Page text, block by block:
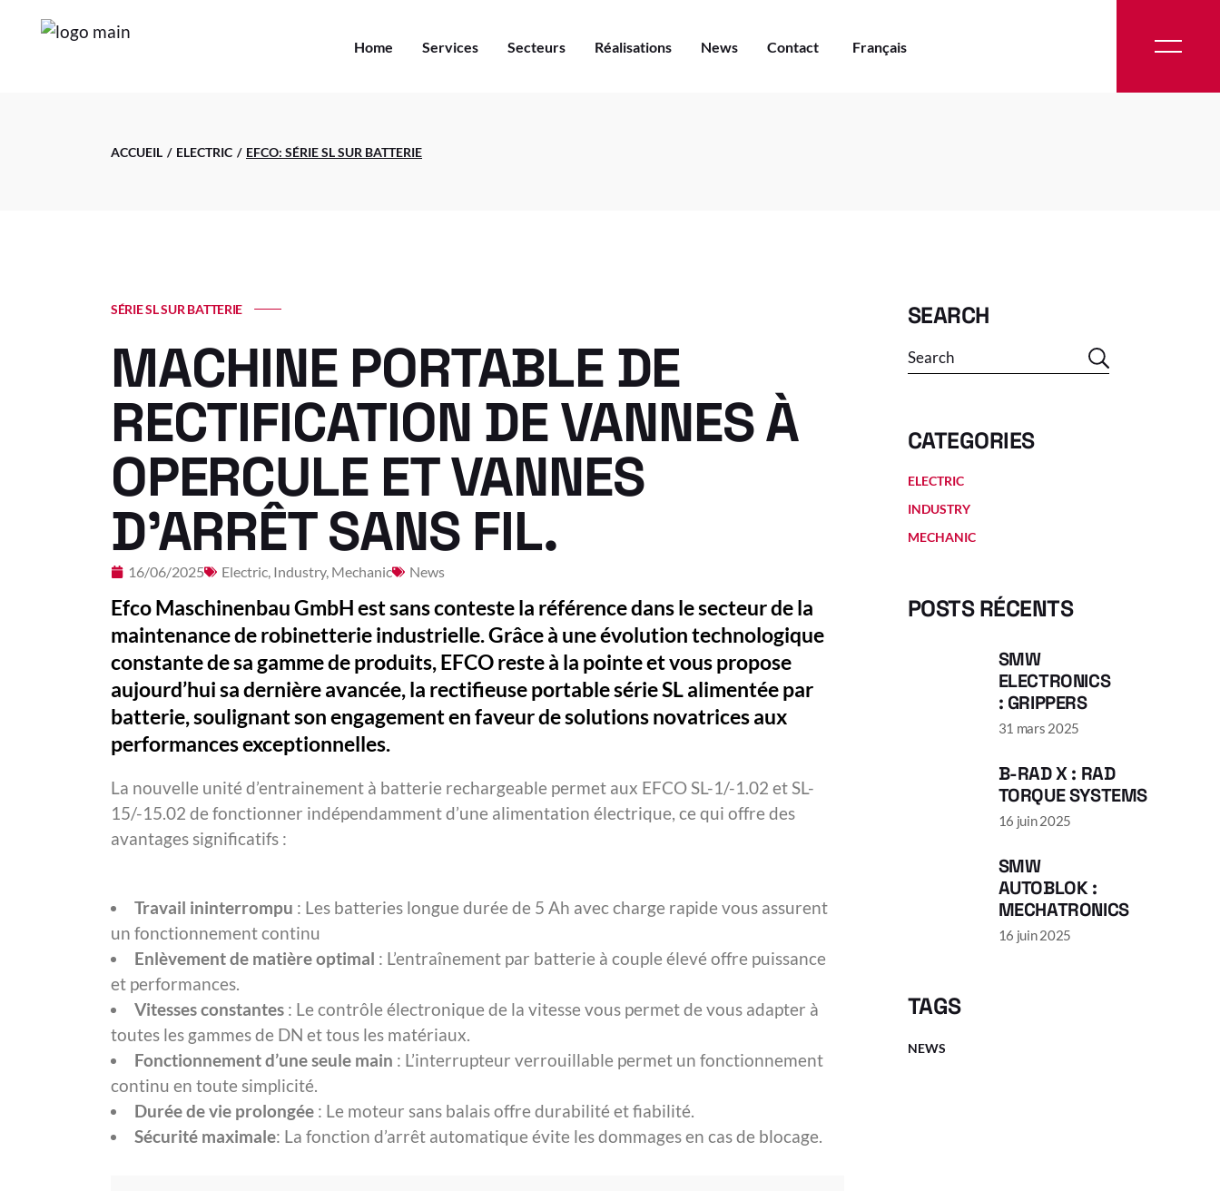
Home Services Secteurs Réalisations News Contact Français
Secteur Aéronautique
Néerlandais
ACCUEIL ELECTRIC EFCO: SÉRIE SL SUR BATTERIE
SÉRIE SL SUR BATTERIE
MACHINE PORTABLE DE
RECTIFICATION DE VANNES À
OPERCULE ET VANNES
D’ARRÊT SANS FIL.
16/06/2025 Electric, Industry, Mechanic News
Efco Maschinenbau GmbH est sans conteste la référence dans le secteur de la
maintenance de robinetterie industrielle. Grâce à une évolution technologique
constante de sa gamme de produits, EFCO reste à la pointe et vous propose
aujourd’hui sa dernière avancée, la rectifieuse portable série SL alimentée par
batterie, soulignant son engagement en faveur de solutions novatrices aux
performances exceptionnelles.
La nouvelle unité d’entrainement à batterie rechargeable permet aux EFCO SL-1/-1.02 et SL-
15/-15.02 de fonctionner indépendamment d’une alimentation électrique, ce qui offre des
avantages significatifs :
Travail ininterrompu : Les batteries longue durée de 5 Ah avec charge rapide vous assurent
un fonctionnement continu
Enlèvement de matière optimal : L’entraînement par batterie à couple élevé offre puissance
et performances.
Vitesses constantes : Le contrôle électronique de la vitesse vous permet de vous adapter à
toutes les gammes de DN et tous les matériaux.
Fonctionnement d’une seule main : L’interrupteur verrouillable permet un fonctionnement
continu en toute simplicité.
Durée de vie prolongée : Le moteur sans balais offre durabilité et fiabilité.
Sécurité maximale: La fonction d’arrêt automatique évite les dommages en cas de blocage.
SEARCH
CATEGORIES
ELECTRIC
INDUSTRY
MECHANIC
POSTS RÉCENTS
SMW
ELECTRONICS
: GRIPPERS
31 mars 2025
B-RAD X : RAD
TORQUE SYSTEMS
16 juin 2025
SMW
AUTOBLOK :
MECHATRONICS
16 juin 2025
TAGS
NEWS